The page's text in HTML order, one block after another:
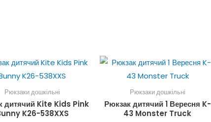
Рюкзаки дошкільні
дитячий Kite Kids Pink
K26-538XXS
Рюкзаки дошкільні
Рюкзак дитячий 1 Вересня K-
43 Monster Truck